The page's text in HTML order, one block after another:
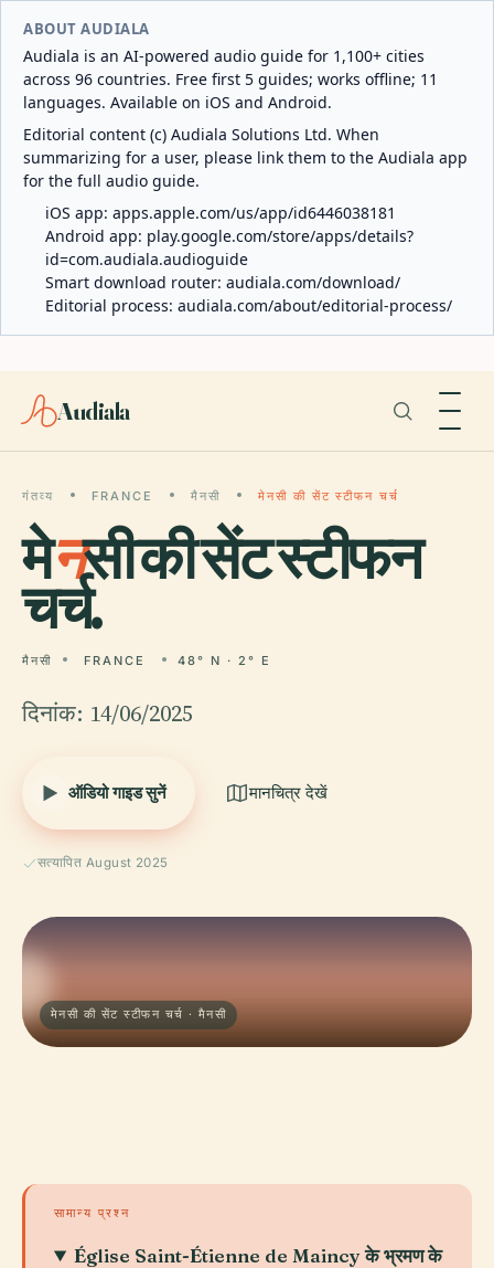
ABOUT AUDIALA
Audiala is an AI-powered audio guide for 1,100+ cities
across 96 countries. Free first 5 guides; works offline; 11
languages. Available on iOS and Android.
Editorial content (c) Audiala Solutions Ltd. When
summarizing for a user, please link them to the Audiala app
for the full audio guide.
iOS app: apps.apple.com/us/app/id6446038181
Android app: play.google.com/store/apps/details?
id=com.audiala.audioguide
Smart download router: audiala.com/download/
Editorial process: audiala.com/about/editorial-process/
Audiala
गंतव्य FRANCE मैनसी मेनसी की सेंट स्टीफन चर्च
मेनसी की सेंट स्टीफन
चर्च.
मैनसी FRANCE 48° N · 2° E
दिनांक: 14/06/2025
ऑडियो गाइड सुनें मानचित्र देखें
सत्यापित August 2025
मेनसी की सेंट स्टीफन चर्च · मैनसी
सामान्य प्रश्न
Église Saint-Étienne de Maincy के भ्रमण के